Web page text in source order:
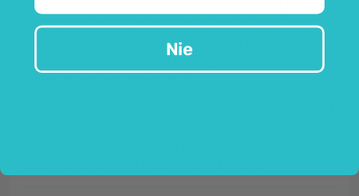
hlukomrespektíve pomôckapočas spánkualebo pri
voľnočasových aktivitách. Vhodné aj pre použitie na
večierkoch, koncertoch, hlučných športových
Nie